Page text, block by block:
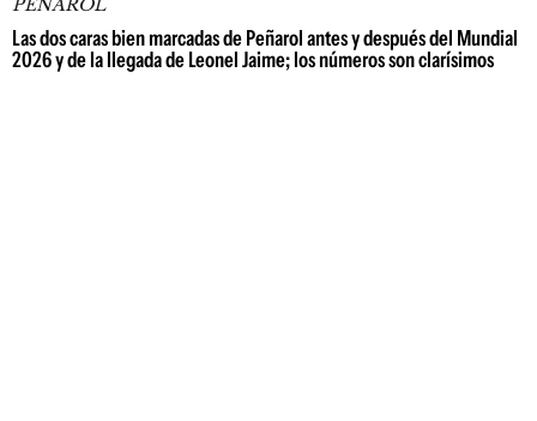
PEÑAROL
Las dos caras bien marcadas de Peñarol antes y después del Mundial
2026 y de la llegada de Leonel Jaime; los números son clarísimos